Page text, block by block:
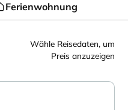
Ferienwohnung
Wähle Reisedaten, um
Preis anzuzeigen